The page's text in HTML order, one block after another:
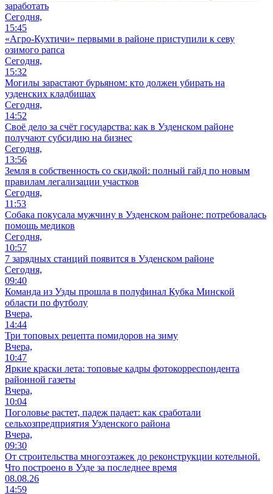
заработать
Сегодня,
15:45
«Агро-Кухтичи» первыми в районе приступили к севу
озимого рапса
Сегодня,
15:32
Могилы зарастают бурьяном: кто должен убирать на
узденских кладбищах
Сегодня,
14:52
Своё дело за счёт государства: как в Узденском районе
получают субсидию на бизнес
Сегодня,
13:56
Земля в собственность со скидкой: полный гайд по новым
правилам легализации участков
Сегодня,
11:53
Собака покусала мужчину в Узденском районе: потребовалась
помощь медиков
Сегодня,
10:57
7 зарядных станций появится в Узденском районе
Сегодня,
09:40
Команда из Узды прошла в полуфинал Кубка Минской
области по футболу
Вчера,
14:44
Три топовых рецепта помидоров на зиму
Вчера,
10:47
Яркие краски лета: топовые кадры фотокорреспондента
районной газеты
Вчера,
10:04
Поголовье растет, падеж падает: как сработали
сельхозпредприятия Узденского района
Вчера,
09:30
От строительства многоэтажек до реконструкции котельной.
Что построено в Узде за последнее время
08.08.26
14:59